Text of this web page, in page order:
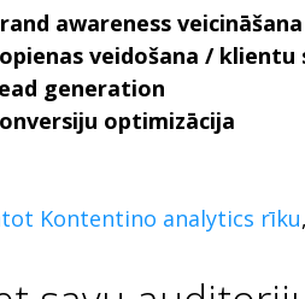
awareness veicināšana
veidošana / klientu
generation
optimizācija
Kontentino analytics rīku